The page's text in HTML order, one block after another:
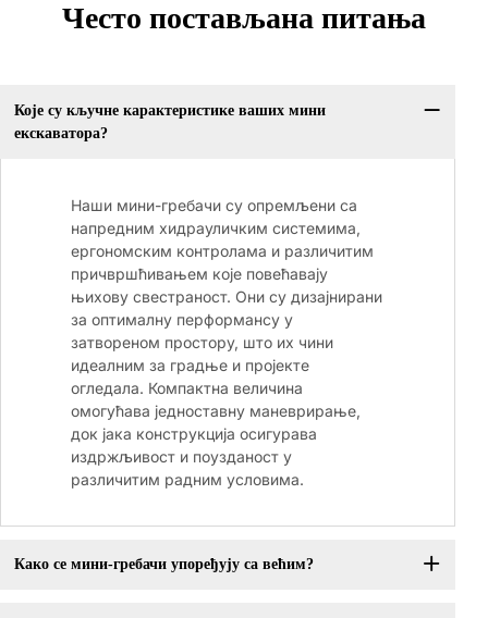
Често постављана питања
Које су кључне карактеристике ваших мини
екскаватора?
Наши мини-гребачи су опремљени са
напредним хидрауличким системима,
ергономским контролама и различитим
причвршћивањем које повећавају
њихову свестраност. Они су дизајнирани
за оптималну перформансу у
затвореном простору, што их чини
идеалним за градње и пројекте
огледала. Компактна величина
омогућава једноставну маневрирање,
док јака конструкција осигурава
издржљивост и поузданост у
различитим радним условима.
Како се мини-гребачи упоређују са већим?